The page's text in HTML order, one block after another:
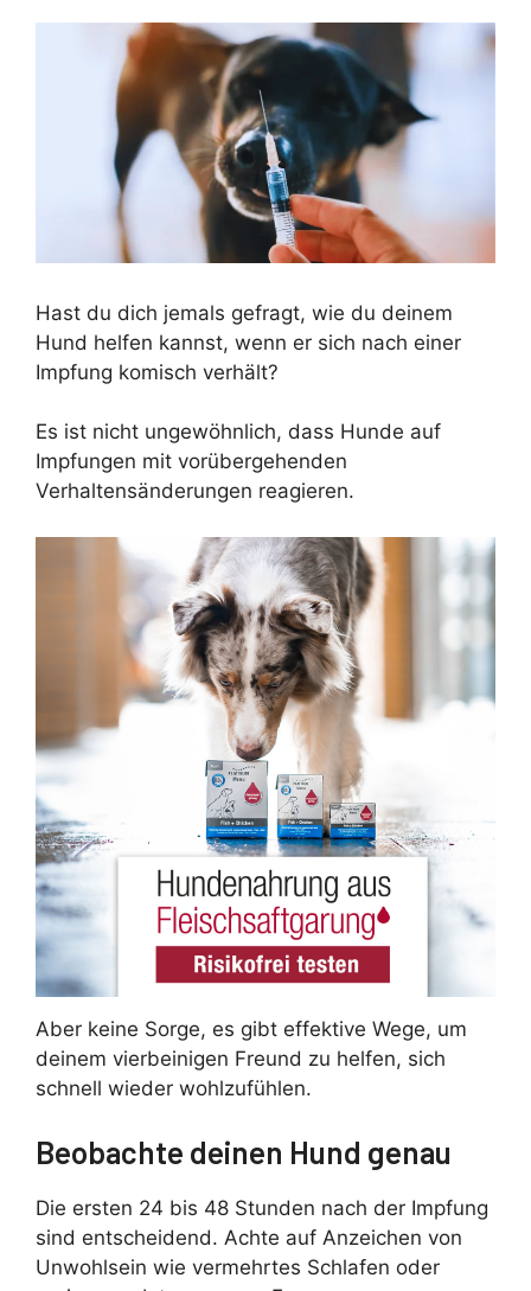
Hast du dich jemals gefragt, wie du deinem
Hund helfen kannst, wenn er sich nach einer
Impfung komisch verhält?
Es ist nicht ungewöhnlich, dass Hunde auf
Impfungen mit vorübergehenden
Verhaltensänderungen reagieren.
Aber keine Sorge, es gibt effektive Wege, um
deinem vierbeinigen Freund zu helfen, sich
schnell wieder wohlzufühlen.
Beobachte deinen Hund genau
Die ersten 24 bis 48 Stunden nach der Impfung
sind entscheidend. Achte auf Anzeichen von
Unwohlsein wie vermehrtes Schlafen oder